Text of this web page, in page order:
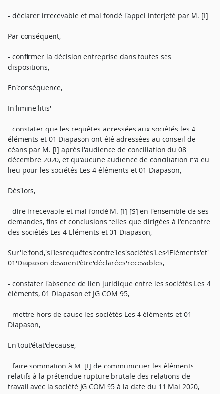
- déclarer irrecevable et mal fondé l'appel interjeté par M. [I]
Par conséquent,
- confirmer la décision entreprise dans toutes ses
dispositions,
En'conséquence,
In'limine'litis'
- constater que les requêtes adressées aux sociétés les 4
éléments et 01 Diapason ont été adressées au conseil de
céans par M. [I] après l'audience de conciliation du 08
décembre 2020, et qu'aucune audience de conciliation n'a eu
lieu pour les sociétés Les 4 éléments et 01 Diapason,
Dès'lors,
- dire irrecevable et mal fondé M. [I] [S] en l'ensemble de ses
demandes, fins et conclusions telles que dirigées à l'encontre
des sociétés Les 4 Eléments et 01 Diapason,
Sur'le'fond,'si'lesrequêtes'contre'les'sociétés'Les4Eléments'et'
01'Diapason devaient'être'déclarées'recevables,
- constater l'absence de lien juridique entre les sociétés Les 4
éléments, 01 Diapason et JG COM 95,
- mettre hors de cause les sociétés Les 4 éléments et 01
Diapason,
En'tout'état'de'cause,
- faire sommation à M. [I] de communiquer les éléments
relatifs à la prétendue rupture brutale des relations de
travail avec la société JG COM 95 à la date du 11 Mai 2020,